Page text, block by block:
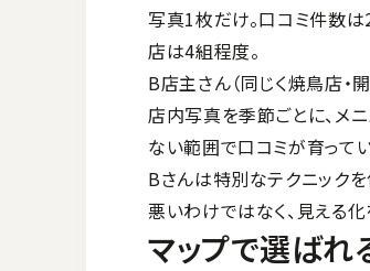
写真1枚だけ。口コミ件数
店は4組程度。
B店主さん（同じく焼鳥店・
店内写真を季節ごとに、メ
ない範囲で口コミが育って
Bさんは特別なテクニックを
悪いわけではなく、見える
マップで選ばれ